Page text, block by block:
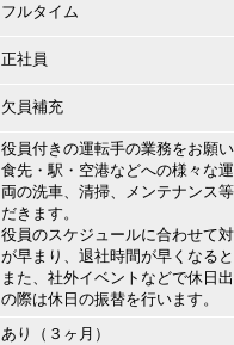
フルタイム
正社員
欠員補充
役員付きの運転手の業務をお願
食先・駅・空港などへの様々な
両の洗車、清掃、メンテナンス
だきます。
役員のスケジュールに合わせて
が早まり、退社時間が早くなる
また、社外イベントなどで休日
の際は休日の振替を行います。
あり（３ヶ月）